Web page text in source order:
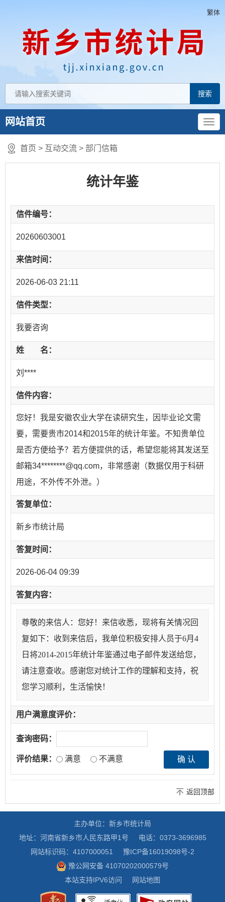
繁体
网站首页
首页 > 互动交流 > 部门信箱
统计年鉴
信件编号：
20260603001
来信时间：
2026-06-03 21:11
信件类型：
我要咨询
姓 名：
刘****
信件内容：
您好！我是安徽农业大学在读研究生，因毕业论文需
要，需要贵市2014和2015年的统计年鉴。不知贵单位
是否方便给予？若方便提供的话，希望您能将其发送至
邮箱34********@qq.com，非常感谢（数据仅用于科研
用途，不外传不外泄。）
答复单位：
新乡市统计局
答复时间：
2026-06-04 09:39
答复内容：
尊敬的来信人：您好！来信收悉，现将有关情况回
复如下：收到来信后，我单位积极安排人员于6月4
日将2014-2015年统计年鉴通过电子邮件发送给您，
请注意查收。感谢您对统计工作的理解和支持，祝
您学习顺利，生活愉快！
用户满意度评价：
查询密码：
评价结果： 满意 不满意
返回顶部
主办单位：新乡市统计局
地址：河南省新乡市人民东路甲1号
电话：0373-3696985
网站标识码：4107000051
豫ICP备16019098号-2
豫公网安备 41070202000579号
本站支持IPV6访问
网站地图